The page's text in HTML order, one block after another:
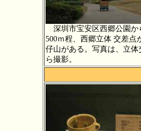
深圳市宝安区西郷公園か
500ｍ程、西郷立体 交差点
仔山がある。写真は、立
ら撮影。